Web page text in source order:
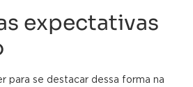
expectativas
para se destacar dessa forma na